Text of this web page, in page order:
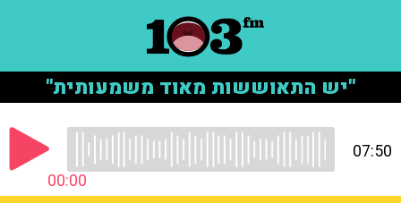
"יש התאוששות מאוד משמעותית"
00:00
07:50